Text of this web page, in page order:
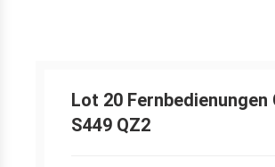
Lot 20 Fernbedienungen
S449 QZ2